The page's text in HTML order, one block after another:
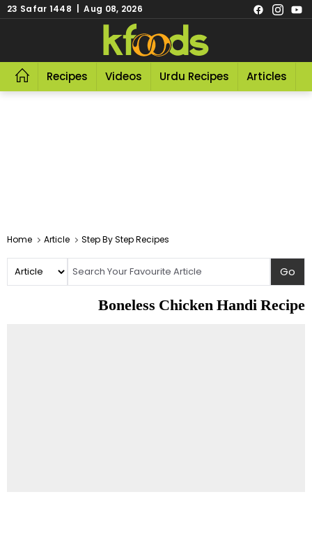
23 Safar 1448 | Aug 08, 2026
Recipes Videos Urdu Recipes Articles
Home Article Step By Step Recipes
Boneless Chicken Handi Recipe